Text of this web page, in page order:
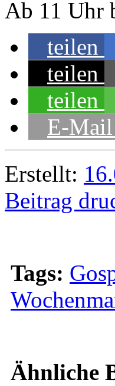
Ab 11 Uhr
teilen
teilen
teilen
E-Mail
Erstellt:
Beitrag
Tags:
Ähnliche